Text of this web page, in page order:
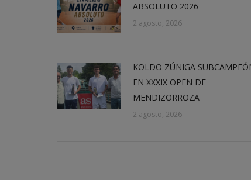
ABSOLUTO 2026
2 agosto, 2026
KOLDO ZÚÑIGA
EN XXXIX OPEN DE
MENDIZORROZA
2 agosto, 2026